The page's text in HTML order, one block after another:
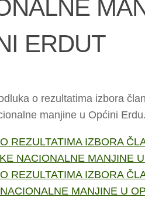
ERDUT
o rezultatima izbora
manjine u Općini Erdu.
REZULTATIMA IZBORA
NACIONALNE MANJINE
REZULTATIMA IZBORA
MANJINE U